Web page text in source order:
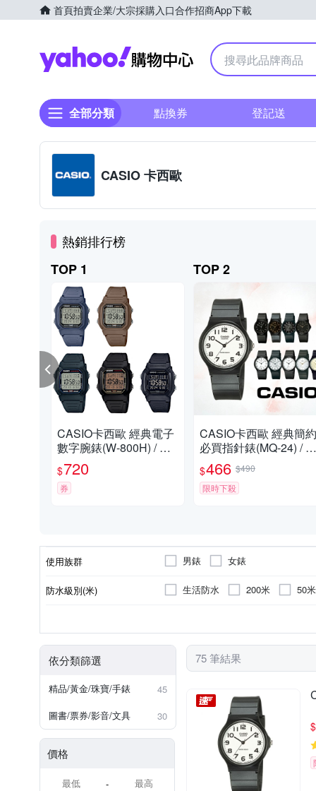
首頁拍賣企業/大宗採購入口合作招商App下載
Yahoo購物中心
全部分類 點換券 登記送
CASIO 卡西歐
熱銷排行榜
TOP 1
CASIO卡西歐 經典電子
數字腕錶(W-800H) / 考
試錶
$720
券
TOP 2
CASIO卡西歐 經典簡約
必買指針錶(MQ-24) / 考
試錶
$466 $490
限時下殺
使用族群 男錶 女錶
防水級別(米) 生活防水 200米 50米
依分類篩選
精品/黃金/珠寶/手錶
45
圖書/票券/影音/文具
30
價格
-
75 筆結果
$